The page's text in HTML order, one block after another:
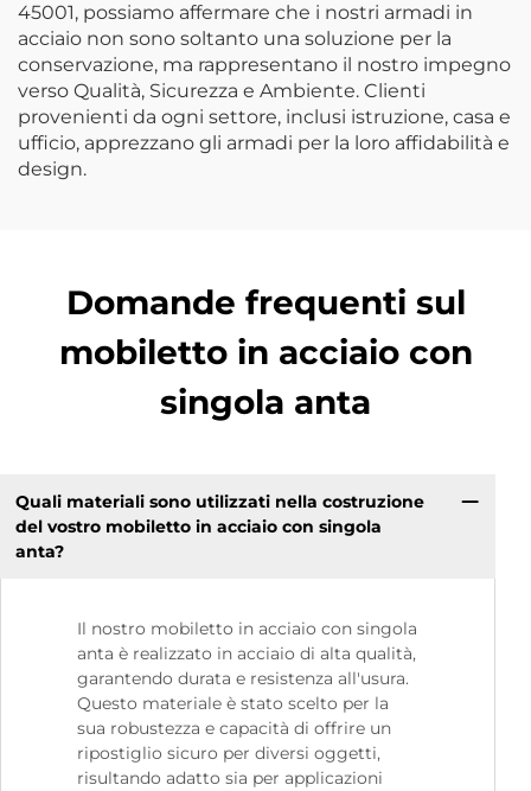
45001, possiamo affermare che i nostri armadi in
acciaio non sono soltanto una soluzione per la
conservazione, ma rappresentano il nostro impegno
verso Qualità, Sicurezza e Ambiente. Clienti
provenienti da ogni settore, inclusi istruzione, casa e
ufficio, apprezzano gli armadi per la loro affidabilità e
design.
Domande frequenti sul
mobiletto in acciaio con
singola anta
Quali materiali sono utilizzati nella costruzione
del vostro mobiletto in acciaio con singola
anta?
Il nostro mobiletto in acciaio con singola
anta è realizzato in acciaio di alta qualità,
garantendo durata e resistenza all'usura.
Questo materiale è stato scelto per la
sua robustezza e capacità di offrire un
ripostiglio sicuro per diversi oggetti,
risultando adatto sia per applicazioni